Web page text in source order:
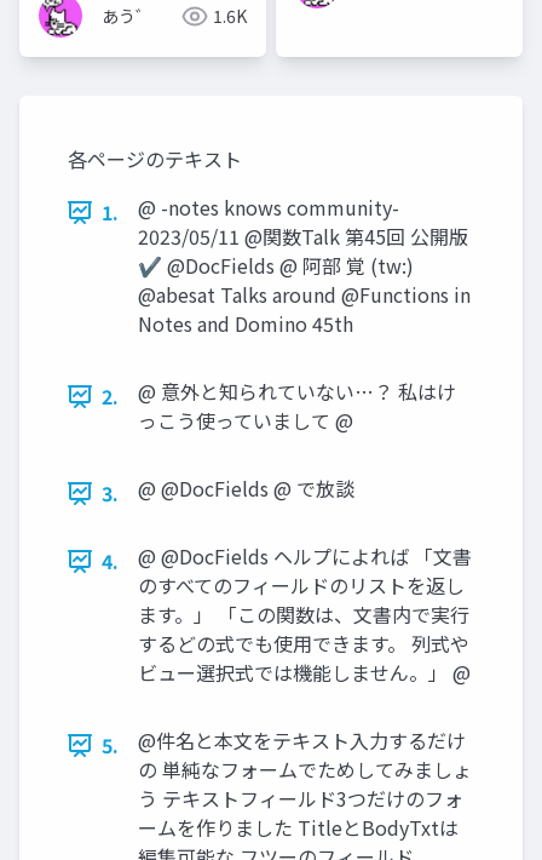
あう゛ 1.6K
各ページのテキスト
1.
@ -notes knows community-
2023/05/11 @関数Talk 第45回 公開版
✔ @DocFields @ 阿部 覚 (tw:)
@abesat Talks around @Functions in
Notes and Domino 45th
2.
@ 意外と知られていない…？ 私はけ
っこう使っていまして @
3. @ @DocFields @ で放談
4.
@ @DocFields ヘルプによれば 「文書
のすべてのフィールドのリストを返し
ます。」 「この関数は、文書内で実行
するどの式でも使用できます。 列式や
ビュー選択式では機能しません。」 @
5.
@件名と本文をテキスト入力するだけ
の 単純なフォームでためしてみましょ
う テキストフィールド3つだけのフォ
ームを作りました TitleとBodyTxtは